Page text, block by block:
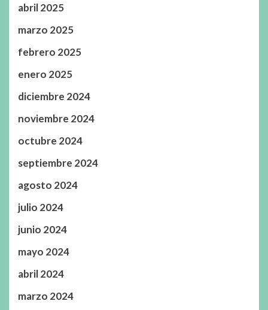
abril 2025
marzo 2025
febrero 2025
enero 2025
diciembre 2024
noviembre 2024
octubre 2024
septiembre 2024
agosto 2024
julio 2024
junio 2024
mayo 2024
abril 2024
marzo 2024